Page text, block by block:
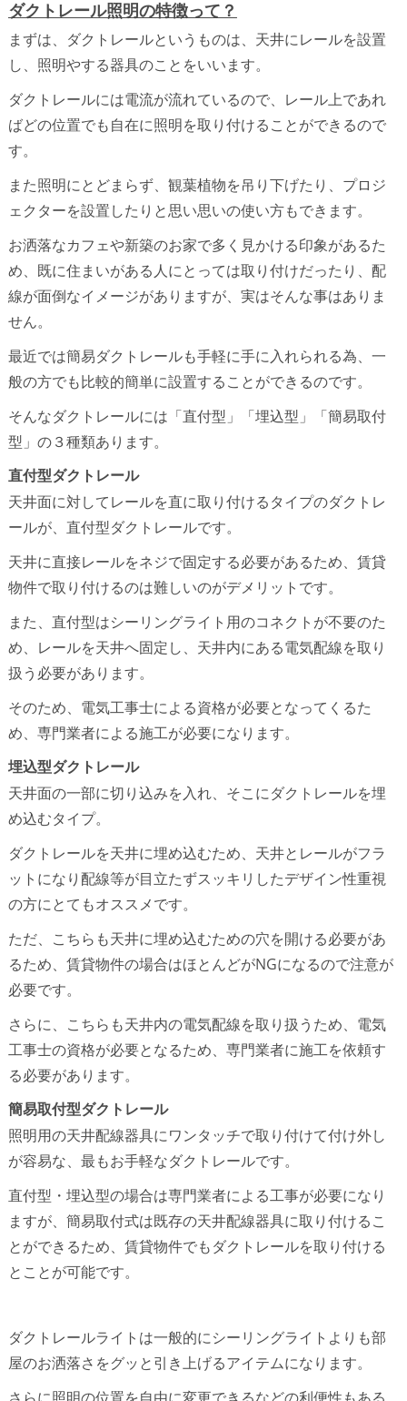
ダクトレール照明の特徴って？
まずは、ダクトレールというものは、天井にレールを設置
し、照明やする器具のことをいいます。
ダクトレールには電流が流れているので、レール上であれ
ばどの位置でも自在に照明を取り付けることができるので
す。
また照明にとどまらず、観葉植物を吊り下げたり、プロジ
ェクターを設置したりと思い思いの使い方もできます。
お洒落なカフェや新築のお家で多く見かける印象があるた
め、既に住まいがある人にとっては取り付けだったり、配
線が面倒なイメージがありますが、実はそんな事はありま
せん。
最近では簡易ダクトレールも手軽に手に入れられる為、一
般の方でも比較的簡単に設置することができるのです。
そんなダクトレールには「直付型」「埋込型」「簡易取付
型」の３種類あります。
直付型ダクトレール
天井面に対してレールを直に取り付けるタイプのダクトレ
ールが、直付型ダクトレールです。
天井に直接レールをネジで固定する必要があるため、賃貸
物件で取り付けるのは難しいのがデメリットです。
また、直付型はシーリングライト用のコネクトが不要のた
め、レールを天井へ固定し、天井内にある電気配線を取り
扱う必要があります。
そのため、電気工事士による資格が必要となってくるた
め、専門業者による施工が必要になります。
埋込型ダクトレール
天井面の一部に切り込みを入れ、そこにダクトレールを埋
め込むタイプ。
ダクトレールを天井に埋め込むため、天井とレールがフラ
ットになり配線等が目立たずスッキリしたデザイン性重視
の方にとてもオススメです。
ただ、こちらも天井に埋め込むための穴を開ける必要があ
るため、賃貸物件の場合はほとんどがNGになるので注意が
必要です。
さらに、こちらも天井内の電気配線を取り扱うため、電気
工事士の資格が必要となるため、専門業者に施工を依頼す
る必要があります。
簡易取付型ダクトレール
照明用の天井配線器具にワンタッチで取り付けて付け外し
が容易な、最もお手軽なダクトレールです。
直付型・埋込型の場合は専門業者による工事が必要になり
ますが、簡易取付式は既存の天井配線器具に取り付けるこ
とができるため、 賃貸物件でもダクトレールを取り付ける
とことが可能です。
ダクトレールライトは一般的にシーリングライトよりも部
屋のお洒落さをグッと引き上げるアイテムになります。